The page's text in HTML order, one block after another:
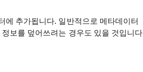
에 추가됩니다. 일반적으로 메타데이터
보를 덮어쓰려는 경우도 있을 것입니다